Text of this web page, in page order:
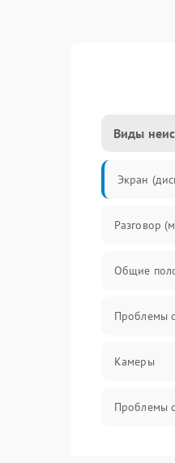
Виды
Экран
Разговор
Общие
Проблемы
Камеры
Проблемы